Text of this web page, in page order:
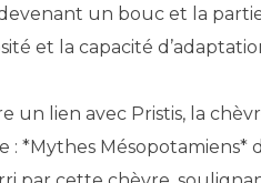
un bouc et la
et la capacité
un lien avec Pristis, la
*Mythes Mésopotamiens*